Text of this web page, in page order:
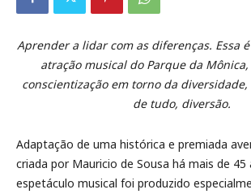
Aprender a lidar com as diferenças. Essa
atração musical do Parque da
conscientização em torno da diversidade,
de tudo, diversão.
Adaptação de uma histórica e premiada
criada por Mauricio de Sousa há mais de 45
espetáculo musical foi produzido